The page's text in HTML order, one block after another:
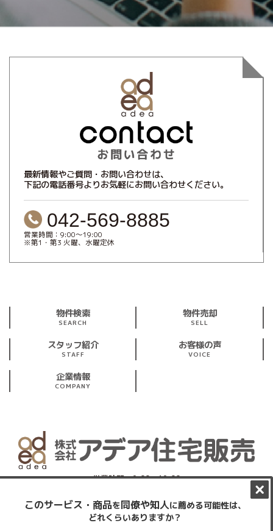
最新情報やご質問・お問い合わせは、
下記の電話番号よりお気軽にお問い合わせください。
042-569-8885
営業時間：9:00～19:00
※第1・第3 火曜、水曜定休
物件検索
SEARCH
物件売却
SELL
スタッフ紹介
STAFF
お客様の声
VOICE
企業情報
COMPANY
営業時間：9:00～19:00